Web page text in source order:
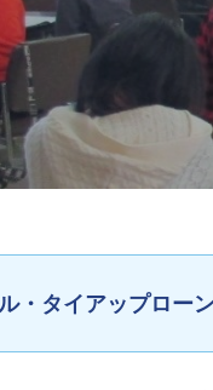
・タイアップロー